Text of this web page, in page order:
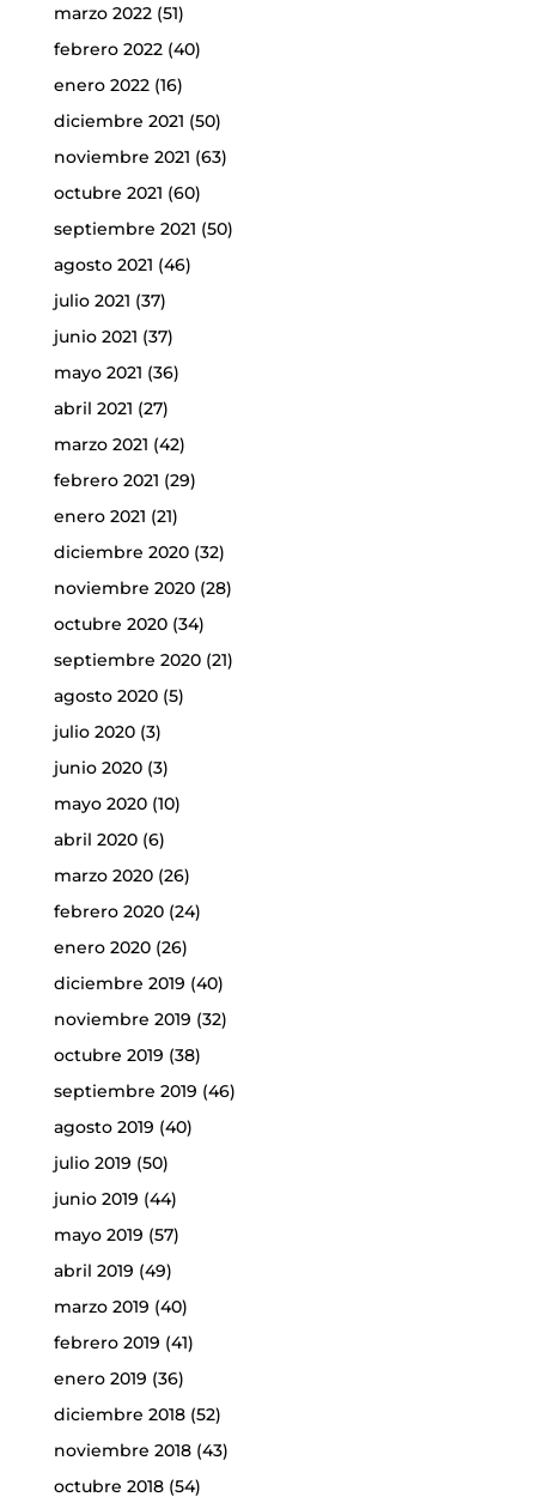
marzo 2022(51)
febrero 2022(40)
enero 2022(16)
diciembre 2021 (50)
noviembre 2021 (63)
octubre 2021 (60)
septiembre 2021 (50)
agosto 2021 (46)
julio 2021 (37)
junio 2021 (37)
mayo 2021 (36)
abril 2021 (27)
marzo 2021 (42)
febrero 2021 (29)
enero 2021 (21)
diciembre 2020(32)
noviembre 2020(28)
octubre 2020(34)
septiembre 2020(21)
agosto 2020(5)
julio 2020(3)
junio 2020(3)
mayo 2020(10)
abril 2020(6)
marzo 2020(26)
febrero 2020(24)
enero 2020(26)
diciembre 2019 (40)
noviembre 2019 (32)
octubre 2019 (38)
septiembre 2019 (46)
agosto 2019 (40)
julio 2019 (50)
junio 2019 (44)
mayo 2019 (57)
abril 2019 (49)
marzo 2019 (40)
febrero 2019 (41)
enero 2019 (36)
diciembre 2018(52)
noviembre 2018(43)
octubre 2018(54)